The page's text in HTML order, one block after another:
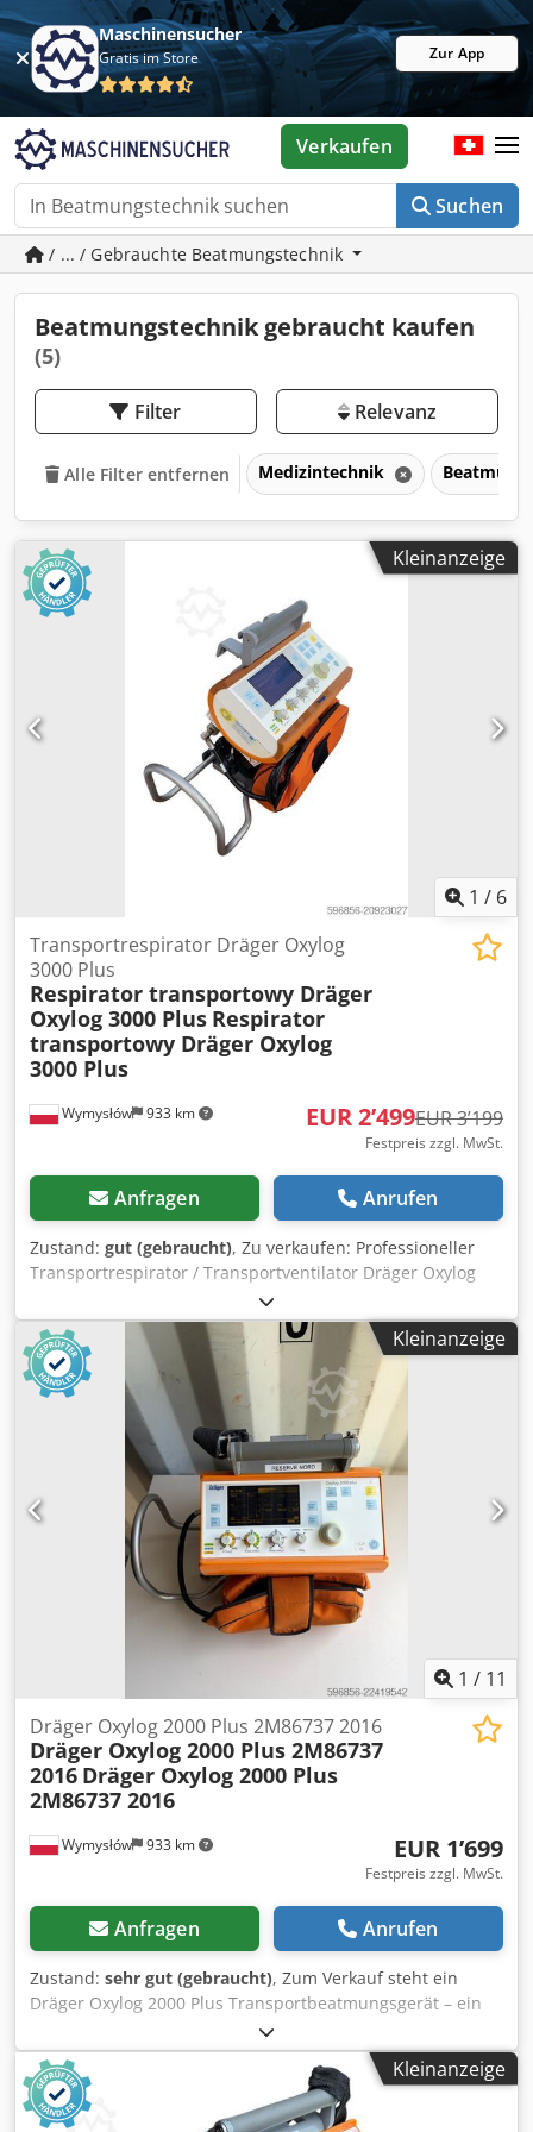
Maschinensucher
Gratis im Store Zur App
Suchen
Verkaufen
/ ... / Gebrauchte Beatmungstechnik
Beatmungstechnik gebraucht kaufen
(5)
Filter Relevanz
Alle Filter entfernen Medizintechnik
Kleinanzeige
1 / 6
Wymysłów 933 km
Transportrespirator Dräger Oxylog
3000 Plus
Respirator transportowy Dräger
Oxylog 3000 Plus Respirator
transportowy Dräger Oxylog
3000 Plus
EUR 2’499EUR 3’199
Festpreis zzgl. MwSt.
Anfragen Anrufen
Zustand: gut (gebraucht), Zu verkaufen: Professioneller
Transportrespirator / Transportventilator Dräger Oxylog
3000 Plus – verwendet im Rettungsdienst, in
Krankenwagen und Gesundheitseinrichtungen. Zustand:
Das Gerät startet und funktioniert, das Display ist gut
lesbar, Tasten und Drehregler arbeiten einwandfrei.
Optisch normale Gebrauchsspuren, das Gehäuse weist
lokale kosmetische Beschädigungen auf, die jedoch die
Funktion oder Leistungsfähigkeit nicht beeinträchtigen.
Funktionen: Transportbeatmung für Erwachsene und
Kinder, Beatmungsmodi gemäß Oxylog 3000 Plus-Modell,
einstellbare Atemparameter, gut lesbares Display mit
Alarmfunktionen. Ausstattung: Dräger Oxylog 3000 Plus
Beatmungsgerät, Transporttasche, Schläuche und
Anschlüsse wie abgebildet. Zusätzliche Informationen:
Gebrauchtes medizinisches Gerät, wird exakt wie auf den
Fotos abgebildet verkauft. Ideal als Ersatz-
Krankenhäuser oder technische Einheiten. Csdpfx Asx
Tuyxjcnjha
Kleinanzeige
1 / 11
Wymysłów 933 km
Dräger Oxylog 2000 Plus 2M86737 2016
Dräger Oxylog 2000 Plus 2M86737
2016 Dräger Oxylog 2000 Plus
2M86737 2016
EUR 1’699
Festpreis zzgl. MwSt.
Anfragen Anrufen
Zustand: sehr gut (gebraucht), Zum Verkauf steht ein
Dräger Oxylog 2000 Plus Transportbeatmungsgerät – ein
professionelles Gerät, das für die Beatmung von Patienten
während medizinischer Transporte und im Rettungsdienst
konzipiert ist. Dieses Modell zeichnet sich durch seine
Zuverlässigkeit, einfache Bedienung und robuste Bauweise
aus. Es unterstützt sowohl invasive als auch nicht-invasive
Kleinanzeige